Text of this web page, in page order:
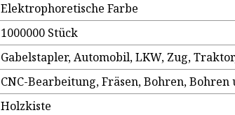
Elektrophoretische Farbe
1000000 Stück
Gabelstapler, Automobil, LKW, Zug,
CNC-Bearbeitung, Fräsen, Bohren, Bohren
Holzkiste